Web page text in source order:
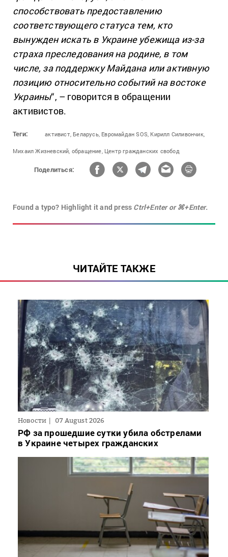
способствовать предоставлению
соответствующего статуса тем, кто
вынужден искать в Украине убежища из-за
страха преследования на родине, в том
числе, за поддержку Майдана или активную
позицию относительно событий на востоке
Украины“, – говорится в обращении
активистов.
Теги: активист, Беларусь, Евромайдан SOS, Кирилл Силивончик,
Михаил Жизневский, обращение, Центр гражданских свобод
Поделиться:
Found a typo? Highlight it and press Ctrl+Enter or ⌘+Enter.
ЧИТАЙТЕ ТАКЖЕ
Новости 07 August 2026
РФ за прошедшие сутки убила обстрелами
в Украине четырех гражданских